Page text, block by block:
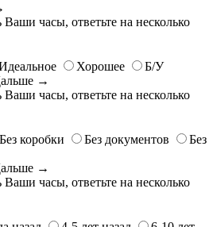
часы, ответьте на несколько
Хорошее
Б/У
→
часы, ответьте на несколько
Без коробки Без документов
Без
→
часы, ответьте на несколько